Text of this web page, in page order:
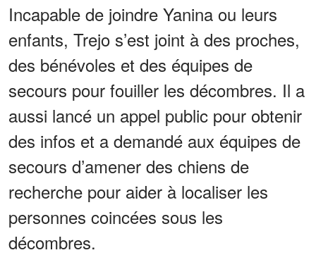
Incapable de joindre Yanina ou leurs
enfants, Trejo s’est joint à des proches,
des bénévoles et des équipes de
secours pour fouiller les décombres. Il a
aussi lancé un appel public pour obtenir
des infos et a demandé aux équipes de
secours d’amener des chiens de
recherche pour aider à localiser les
personnes coincées sous les
décombres.